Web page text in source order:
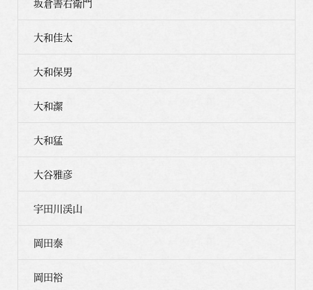
坂倉善右衛門
大和佳太
大和保男
大和潔
大和猛
大谷雅彦
宇田川渓山
岡田泰
岡田裕